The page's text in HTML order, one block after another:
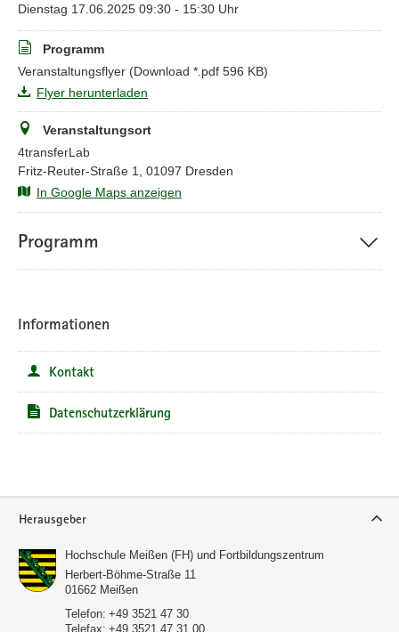
Entscheidungssysteme ausweiten und notwendige
Verwaltungsdaten, Plattformen und Trainingsprozesse in den
Mittelpunkt stellen.
Dienstag 17.06.2025 09:30 - 15:30 Uhr
Programm
Veranstaltungsflyer (Download *.pdf 596 KB)
Flyer herunterladen
Veranstaltungsort
4transferLab
Fritz-Reuter-Straße 1, 01097 Dresden
In Google Maps anzeigen
Programm
Informationen
Kontakt
Datenschutzerklärung
Herausgeber
Hochschule Meißen (FH) und Fortbildungszentrum
Herbert-Böhme-Straße 11
01662 Meißen
Telefon: +49 3521 47 30
Telefax: +49 3521 47 31 00